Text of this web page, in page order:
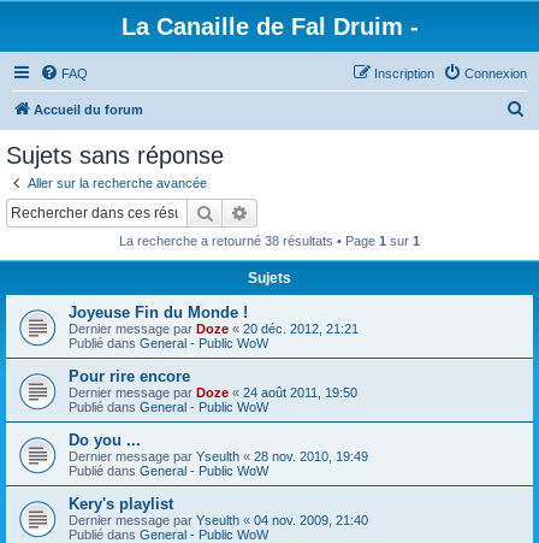
La Canaille de Fal Druim -
FAQ Connexion
Inscription
Accueil du forum
Sujets sans réponse
Aller sur la recherche avancée
Rechercher
La recherche a retourné 38 résultats • Page 1 sur 1
Sujets
Joyeuse Fin du Monde !
Dernier message par Doze « 20 déc. 2012, 21:21
Publié dans General - Public WoW
Pour rire encore
Dernier message par Doze « 24 août 2011, 19:50
Publié dans General - Public WoW
Do you ...
Dernier message par Yseulth « 28 nov. 2010, 19:49
Publié dans General - Public WoW
Kery's playlist
Dernier message par Yseulth « 04 nov. 2009, 21:40
Publié dans General - Public WoW